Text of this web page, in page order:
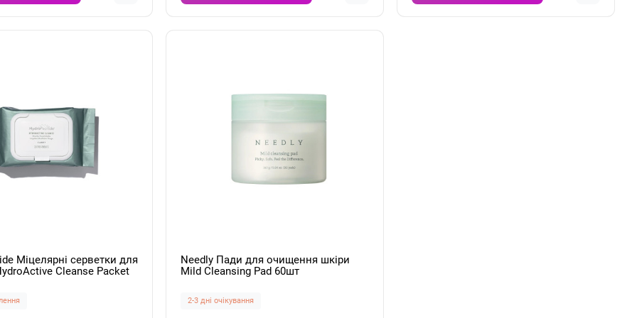
Міцелярні серветки для
Cleanse Packet
Needly Пади для очищення шкіри
Mild Cleansing Pad 60шт
2-3 дні очікування